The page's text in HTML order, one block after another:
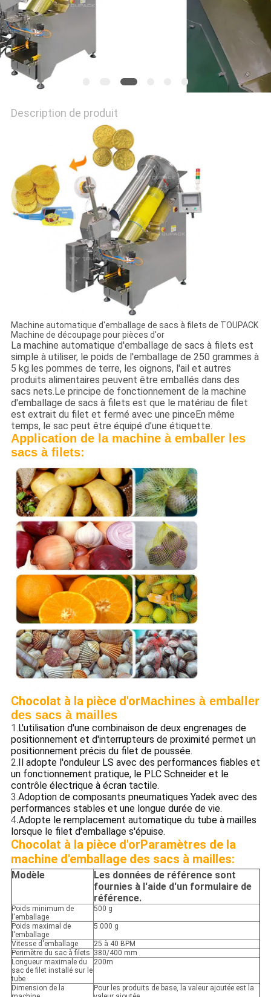
POLITIQUE
DE
CONFIDENTIALITÉ
Description de produit
Machine automatique d'emballage de sacs à filets de TOUPACK
Machine de découpage pour pièces d'or
La machine automatique d'emballage de sacs à filets est
simple à utiliser, le poids de l'emballage de 250 grammes à
5 kg.les pommes de terre, les oignons, l'ail et autres
produits alimentaires peuvent être emballés dans des
sacs nets.Le principe de fonctionnement de la machine
d'emballage de sacs à filets est que le matériau de filet
est extrait du filet et fermé avec une pinceEn même
temps, le sac peut être équipé d'une étiquette.
Application de la machine à emballer les
sacs à filets:
Chocolat à la pièce d'orMachines à emballer
des sacs à mailles
1.L'utilisation d'une combinaison de deux engrenages de
positionnement et d'interrupteurs de proximité permet un
positionnement précis du filet de poussée.
2.Il adopte l'onduleur LS avec des performances fiables et
un fonctionnement pratique, le PLC Schneider et le
contrôle électrique à écran tactile.
3.Adoption de composants pneumatiques Yadek avec des
performances stables et une longue durée de vie.
4.Adopte le remplacement automatique du tube à mailles
lorsque le filet d'emballage s'épuise.
Chocolat à la pièce d'orParamètres de la
machine d'emballage des sacs à mailles:
Modèle
Les données de référence sont
fournies à l'aide d'un formulaire de
référence.
Poids minimum de
l'emballage
500 g
Poids maximal de
l'emballage
5 000 g
Vitesse d'emballage
25 à 40 BPM
Perimètre du sac à filets 380/400 mm
Longueur maximale du
sac de filet installé sur le
tube
200m
Dimension de la
Pour les produits de base, la valeur ajoutée est la